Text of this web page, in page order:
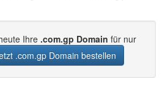
Ihre .com.gp Domain für nur
.com.gp Domain bestellen